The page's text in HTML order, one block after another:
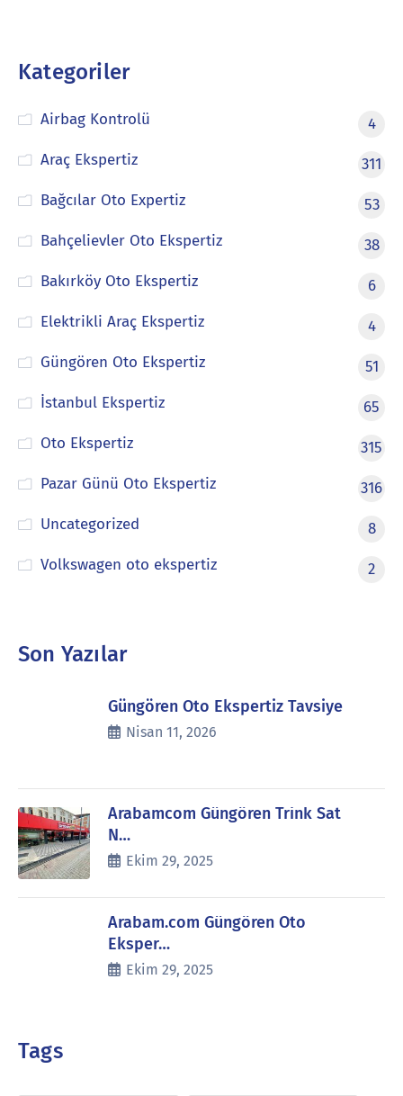
Kategoriler
Airbag Kontrolü
4
Araç Ekspertiz
311
Bağcılar Oto Expertiz
53
Bahçelievler Oto Ekspertiz
38
Bakırköy Oto Ekspertiz
6
Elektrikli Araç Ekspertiz
4
Güngören Oto Ekspertiz
51
İstanbul Ekspertiz
65
Oto Ekspertiz
315
Pazar Günü Oto Ekspertiz
316
Uncategorized
8
Volkswagen oto ekspertiz
2
Son Yazılar
Güngören Oto Ekspertiz Tavsiye
Nisan 11, 2026
Arabamcom Güngören Trink Sat
N…
Ekim 29, 2025
Arabam.com Güngören Oto
Eksper…
Ekim 29, 2025
Tags